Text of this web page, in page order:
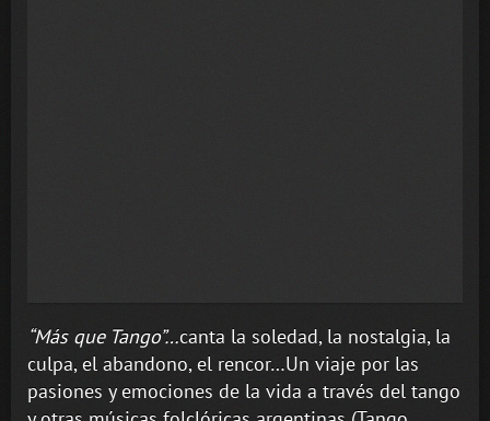
“Más que Tango”…canta la soledad, la nostalgia, la
culpa, el abandono, el rencor…Un viaje por las
pasiones y emociones de la vida a través del tango